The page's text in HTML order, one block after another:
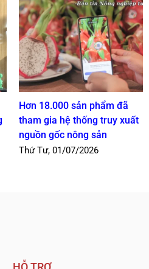
Hơn 18.000 sản phẩm đã
tham gia hệ thống truy xuất
nguồn gốc nông sản
Thứ Tư, 01/07/2026